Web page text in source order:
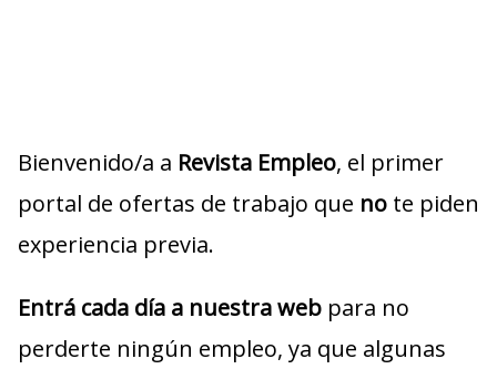
Bienvenido/a a Revista Empleo, el primer
portal de ofertas de trabajo que no te piden
experiencia previa.
Entrá cada día a nuestra web para no
perderte ningún empleo, ya que algunas